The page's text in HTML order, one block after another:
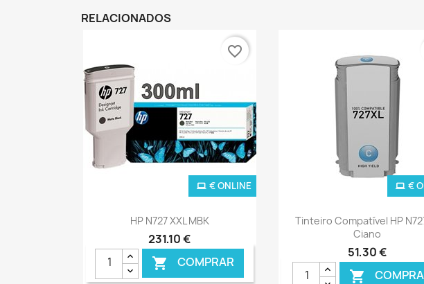
RELACIONADOS
Ver+
HP N727 XXL MBK
231,10 €
 COMPRAR
€ ONLINE
favorite_border
Ver+
Tinteiro Compatível HP
Ciano
51,30 €

€